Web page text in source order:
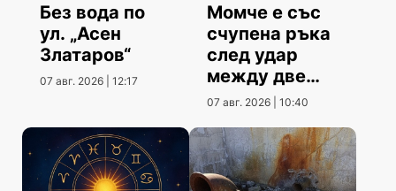
Без вода по
ул. „Асен
Златаров“
07 авг. 2026 | 12:17
Момче е със
счупена ръка
след удар
между две
коли
07 авг. 2026 | 10:40